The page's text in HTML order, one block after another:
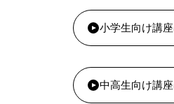
小学生向け講
中高生向け講